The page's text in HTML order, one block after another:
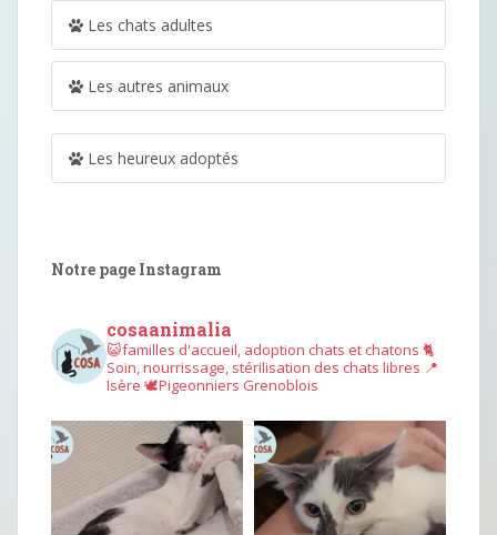
Les chats adultes
Les autres animaux
Les heureux adoptés
Notre page Instagram
cosaanimalia
😺familles d'accueil, adoption chats et chatons 🐈
Soin, nourrissage, stérilisation des chats libres 📍
Isère 🕊︎Pigeonniers Grenoblois